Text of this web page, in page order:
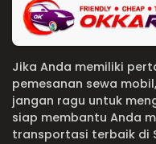
Jika Anda memiliki
pemesanan sewa
jangan ragu untuk
siap membantu Anda
transportasi terbaik di